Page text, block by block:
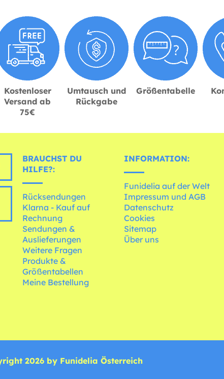
Kostenloser
Versand ab
75€
Umtausch und
Rückgabe
Größentabelle
BRAUCHST DU
HILFE?:
Rücksendungen
Klarna - Kauf auf
Rechnung
Sendungen &
Auslieferungen
Weitere Fragen
Produkte &
Größentabellen
Meine Bestellung
INFORMATION:
Funidelia auf der Welt
Impressum und AGB
Datenschutz
Cookies
Sitemap
Über uns
2026 by Funidelia Österreich